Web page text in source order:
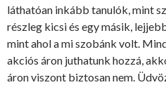
láthatóan inkább tanulók, mint
részleg kicsi és egy másik,
mint ahol a mi szobánk volt.
akciós áron juthatunk hozzá,
áron viszont biztosan nem.